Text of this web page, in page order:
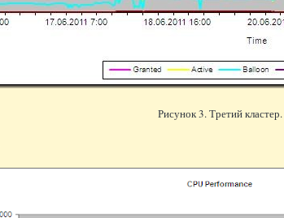
Рисунок 3. Третий